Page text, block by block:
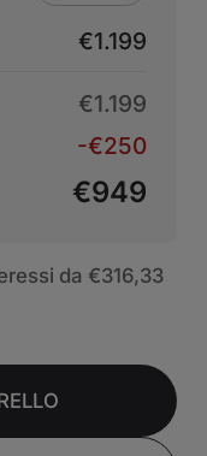
€1.199
€1.199
-€250
€949
da €316,33